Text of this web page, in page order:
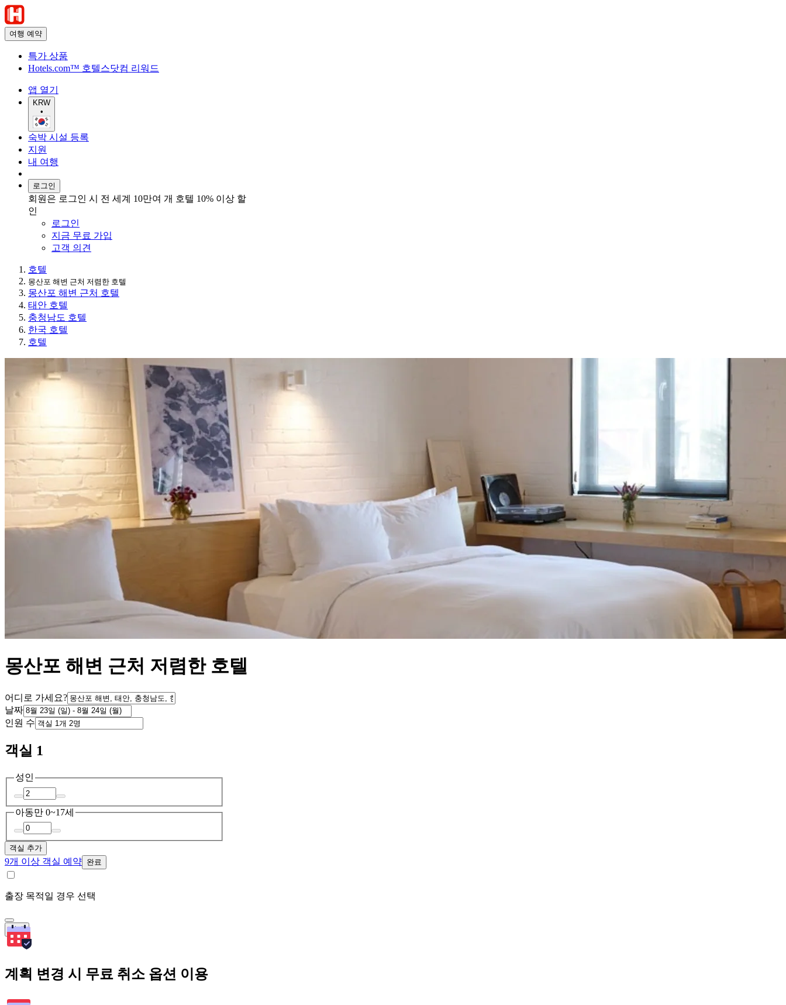
여행 예약
특가 상품
Hotels.com™ 호텔스닷컴 리워드
앱 열기
KRW
•
숙박 시설 등록
지원
내 여행
로그인
회원은 로그인 시 전 세계 10만여 개 호텔 10% 이상 할
인
로그인
지금 무료 가입
고객 의견
호텔
몽산포 해변 근처 저렴한 호텔
몽산포 해변 근처 호텔
태안 호텔
충청남도 호텔
한국 호텔
호텔
몽산포 해변 근처 저렴한 호텔
어디로 가세요?
날짜
인원 수
객실 1
성인
아동만 0~17세
객실 추가
9개 이상 객실 예약 완료
출장 목적일 경우 선택
검색
계획 변경 시 무료 취소 옵션 이용